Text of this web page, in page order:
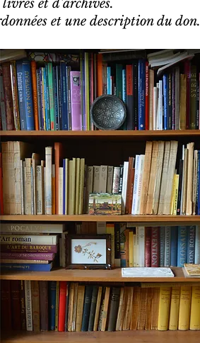
et d'archives.
et une description du don.